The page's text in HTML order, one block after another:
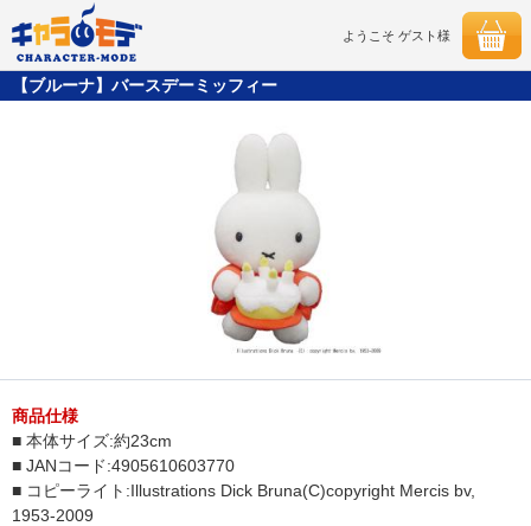
ようこそ ゲスト様
【ブルーナ】バースデーミッフィー
商品仕様
■ 本体サイズ:約23cm
■ JANコード:4905610603770
■ コピーライト:Illustrations Dick Bruna(C)copyright Mercis bv,
1953-2009